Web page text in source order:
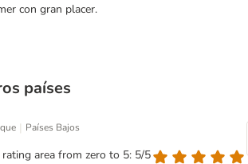
con gran placer.
países
| Países Bajos
area from zero to 5: 5/5